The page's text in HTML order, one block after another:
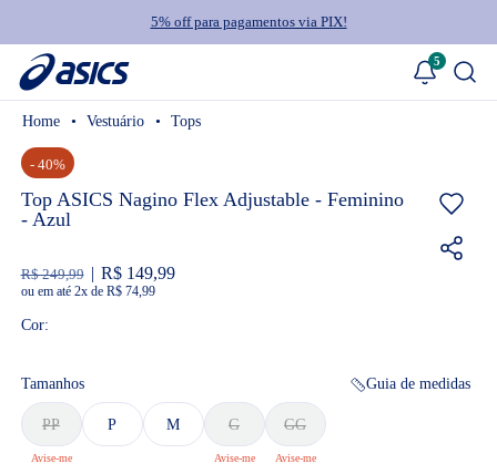
5% off para pagamentos via PIX!
5
Vestuário Tops
- 40%
Top ASICS Nagino Flex Adjustable - Feminino
- Azul
R$ 249,99 R$ 149,99
ou 2xde R$ 74,99
Cor:
Tamanhos Guia de medidas
PP P M G GG